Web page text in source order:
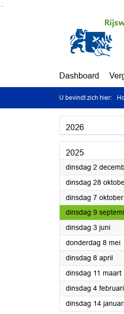
Dashboard
U bevindt zich hier:
2026
2025
dinsdag 2
dinsdag 28
dinsdag 7 oktober
dinsdag 9
dinsdag 3 juni2025
donderdag 8 mei
dinsdag 8 april2025
dinsdag 11 maart
dinsdag 4 februari
dinsdag 14